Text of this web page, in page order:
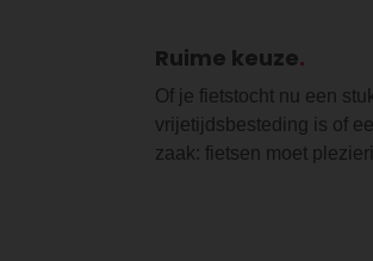
Ruime keuze
Of je fietstocht nu een
vrijetijdsbesteding is of
zaak: fietsen moet